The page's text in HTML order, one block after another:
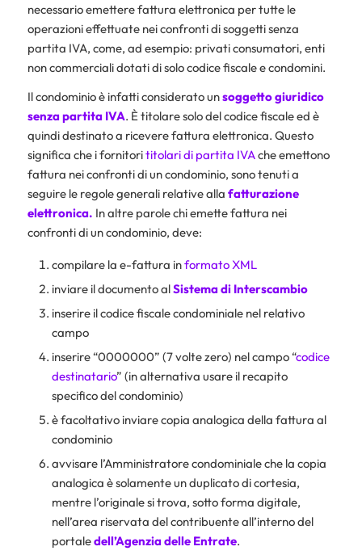
necessario emettere fattura elettronica per tutte le
operazioni effettuate nei confronti di soggetti senza
partita IVA, come, ad esempio: privati consumatori, enti
non commerciali dotati di solo codice fiscale e condomini.
Il condominio è infatti considerato unsoggetto giuridico
senza partita IVA. È titolare solo del codice fiscale ed è
quindi destinato a ricevere fattura elettronica. Questo
significa che i fornitorititolari di partita IVAche emettono
fattura nei confronti di un condominio, sono tenuti a
seguire le regole generali relative alla fatturazione
elettronica. In altre parole chi emette fattura nei
confronti di un condominio, deve:
compilare la e-fattura informato XML
inviare il documento alSistema di Interscambio
inserire il codice fiscale condominiale nel relativo
campo
inserire “0000000” (7 volte zero) nel campo “codice
destinatario” (in alternativa usare il recapito
specifico del condominio)
è facoltativo inviare copia analogica della fattura al
condominio
avvisare l’Amministratore condominiale che la copia
analogica è solamente un duplicato di cortesia,
mentre l’originale si trova, sotto forma digitale,
nell’area riservata del contribuente all’interno del
portaledell’Agenzia delle Entrate.